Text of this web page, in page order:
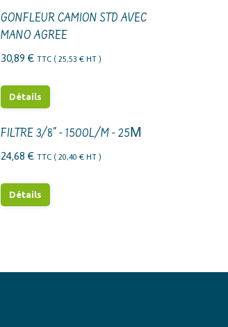
GONFLEUR CAMION STD AVEC
MANO AGREE
30,89 € TTC ( 25,53 € HT )
Détails
FILTRE 3/8" - 1500L/M - 25Μ
24,68 € TTC ( 20,40 € HT )
Détails